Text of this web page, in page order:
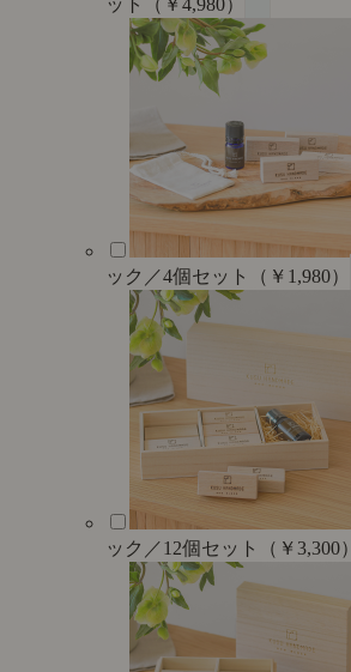
ック／4個セット（￥1,980）
ック／12個セット（￥3,300）